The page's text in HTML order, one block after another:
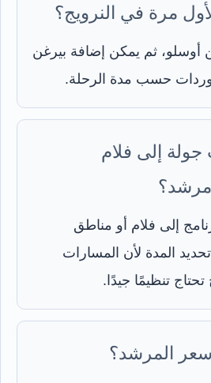
مرة في النرويج؟
أوسلو، ثم يمكن إضافة بيرغن
حسب مدة الرحلة.
إلى فلام
مرشد؟
إلى فلام أو مناطق
المدة لأن المسارات
تحتاج تنظيمًا جيدًا.
المرشد؟